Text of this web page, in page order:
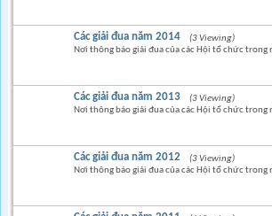
Các giải đua năm 2014
(3 Viewing)
Nơi thông báo giải đua của các Hội tổ chức trong
Các giải đua năm 2013
(3 Viewing)
Nơi thông báo giải đua của các Hội tổ chức trong
Các giải đua năm 2012
(3 Viewing)
Nơi thông báo giải đua của các Hội tổ chức trong